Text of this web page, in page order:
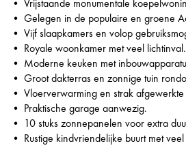
• Vrijstaande monumentale
• Gelegen in de populaire en groene
• Vijf slaapkamers en volop
• Royale woonkamer met veel lichtinval.
• Moderne keuken met
• Groot dakterras en zonnige tuin
• Vloerverwarming en strak
• Praktische garage aanwezig.
• 10 stuks zonnepanelen voor extra
• Rustige kindvriendelijke buurt met